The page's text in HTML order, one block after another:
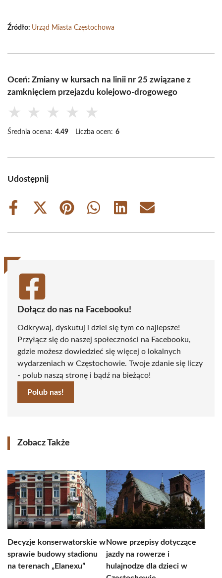
Źródło: Urząd Miasta Częstochowa
Oceń: Zmiany w kursach na linii nr 25 związane z
zamknięciem przejazdu kolejowo-drogowego
★ ★ ★ ★ ★
Średnia ocena: 4.49 Liczba ocen: 6
Udostępnij
Share
Share
(Twitter)
Share
Share
Share
Share
Dołącz do nas na Facebooku!
Odkrywaj, dyskutuj i dziel się tym co najlepsze!
Przyłącz się do naszej społeczności na Facebooku,
gdzie możesz dowiedzieć się więcej o lokalnych
wydarzeniach w Częstochowie. Twoje zdanie się liczy
- polub naszą stronę i bądź na bieżąco!
Polub nas!
Zobacz Także
Decyzje konserwatorskie w
sprawie budowy stadionu
na terenach „Elanexu”
Nowe przepisy dotyczące
jazdy na rowerze i
hulajnodze dla dzieci w